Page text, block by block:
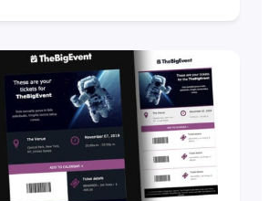
διάρκεια και μετά την
Παρουσίαση των
Η πώληση
ο έλεγχος των
είναι αναπόσπαστο μέρος
και κάτι που το FooEvents
καλά. Τούτου